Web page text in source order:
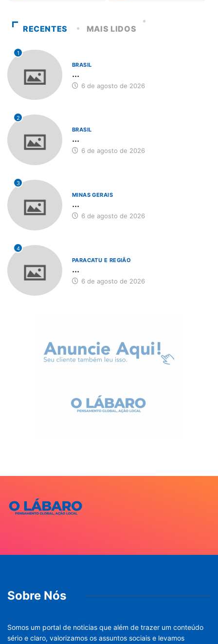
RECENTES MAIS LIDOS
1
BRASIL
...
6 de agosto de 2026
2
BRASIL
...
6 de agosto de 2026
3
MINAS GERAIS
...
6 de agosto de 2026
4
PARACATU E REGIÃO
...
6 de agosto de 2026
Sobre Nós
Somos um portal de noticias que além de trazer um conteúdo
sério e claro, valorizamos os assuntos sociais e levamos